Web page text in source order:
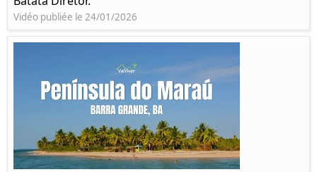
Vidéo publiée le 24/01/2026